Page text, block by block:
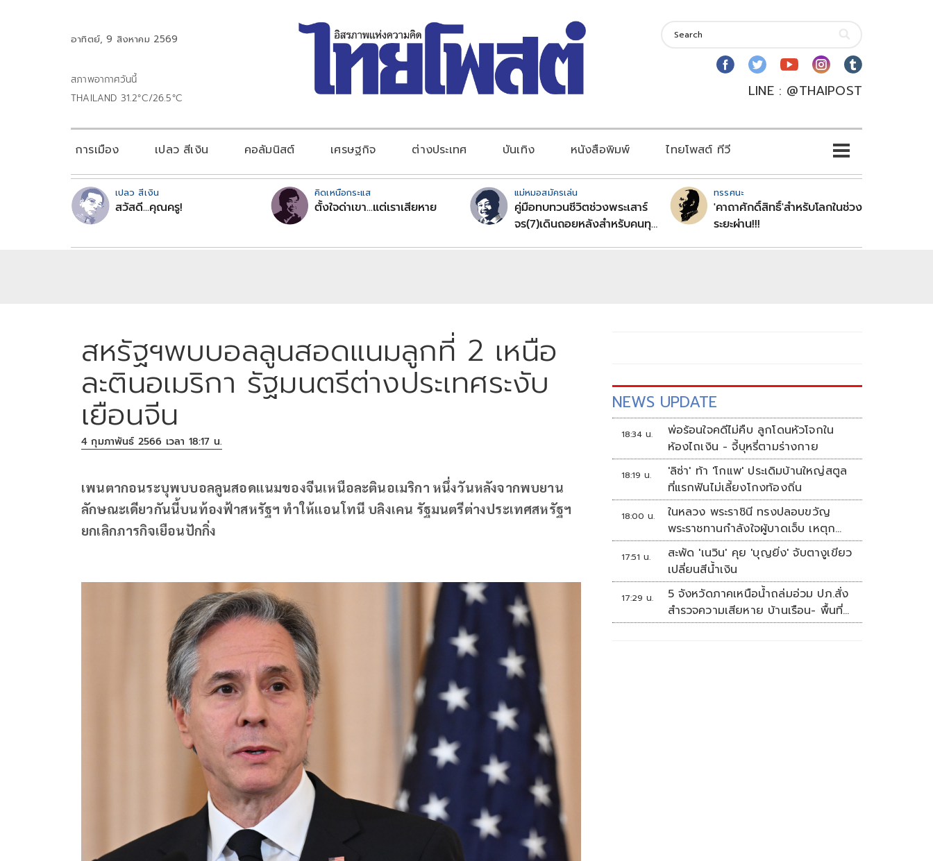
อาทิตย์, 9 สิงหาคม 2569
สภาพอากาศวันนี้
THAILAND 31.2°C/26.5°C
LINE : @THAIPOST
การเมือง เปลว สีเงิน คอลัมนิสต์ เศรษฐกิจ ต่างประเทศ บันเทิง หนังสือพิมพ์ ไทยโพสต์ ทีวี
เปลว สีเงิน
สวัสดี...คุณครู!
คิดเหนือกระแส
ตั้งใจด่าเขา...แต่เราเสียหาย
แม่หมอสมัครเล่น
คู่มือทบทวนชีวิตช่วงพระเสาร์
จร(7)เดินถอยหลังสำหรับคนทุก
ทรรศนะ
'คาถาศักดิ์สิทธิ์'สำหรับโลกในช่วง
ระยะผ่าน!!!
สหรัฐฯพบบอลลูนสอดแนมลูกที่ 2 เหนือ
ละตินอเมริกา รัฐมนตรีต่างประเทศระงับ
เยือนจีน
4 กุมภาพันธ์ 2566 เวลา 18:17 น.
เพนตากอนระบุพบบอลลูนสอดแนมของจีนเหนือละตินอเมริกา หนึ่งวันหลังจากพบยาน
ลักษณะเดียวกันนี้บนท้องฟ้าสหรัฐฯ ทำให้แอนโทนี บลิงเคน รัฐมนตรีต่างประเทศสหรัฐฯ
ยกเลิกภารกิจเยือนปักกิ่ง
NEWS UPDATE
18:34 น.
พ่อร้อนใจคดีไม่คืบ ลูกโดนหัวโจกใน
ห้องไถเงิน - จี้บุหรี่ตามร่างกาย
18:19 น.
'ลิซ่า' ท้า 'โกแพ' ประเดิมบ้านใหญ่สตูล
ที่แรกฟันไม่เลี้ยงโกงท้องถิ่น
18:00 น.
ในหลวง พระราชินี ทรงปลอบขวัญ
พระราชทานกำลังใจผู้บาดเจ็บ เหตุก
ราดยิง รร.เทพศิรินทร์นนทบุรี
17:51 น.
สะพัด 'เนวิน' คุย 'บุญยิ่ง' จับตางูเขียว
เปลี่ยนสีน้ำเงิน
17:29 น.
5 จังหวัดภาคเหนือน้ำถล่มอ่วม ปภ.สั่ง
สำรวจความเสียหาย บ้านเรือน- พื้นที่
เกษตร